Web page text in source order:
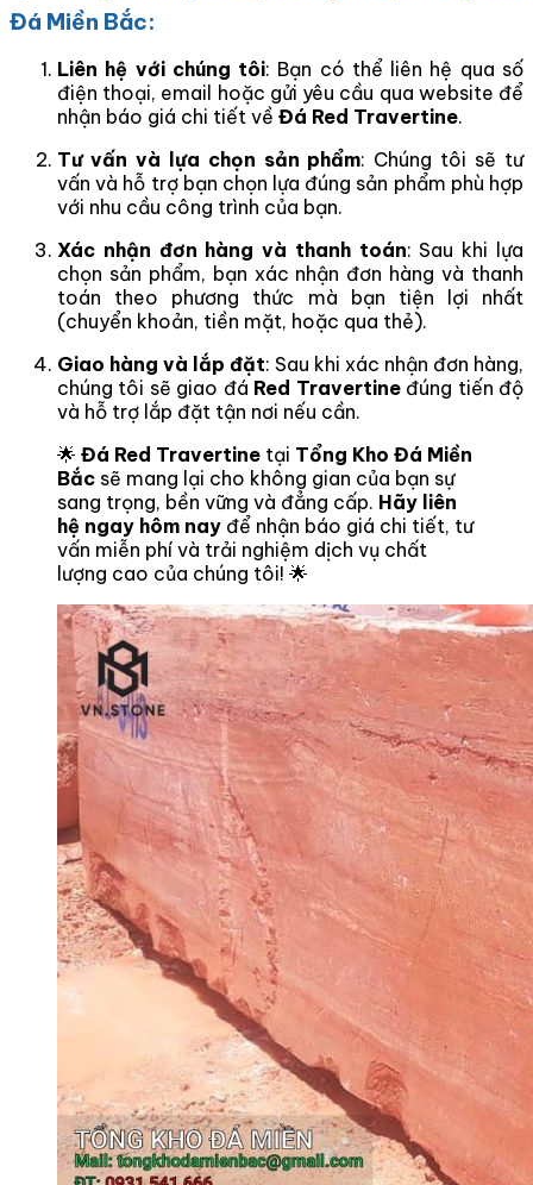
Đá Miền Bắc:
Liên hệ với chúng tôi: Bạn có thể liên hệ qua số
điện thoại, email hoặc gửi yêu cầu qua website để
nhận báo giá chi tiết về Đá Red Travertine.
Tư vấn và lựa chọn sản phẩm: Chúng tôi sẽ tư
vấn và hỗ trợ bạn chọn lựa đúng sản phẩm phù hợp
với nhu cầu công trình của bạn.
Xác nhận đơn hàng và thanh toán: Sau khi lựa
chọn sản phẩm, bạn xác nhận đơn hàng và thanh
toán theo phương thức mà bạn tiện lợi nhất
(chuyển khoản, tiền mặt, hoặc qua thẻ).
Giao hàng và lắp đặt: Sau khi xác nhận đơn hàng,
chúng tôi sẽ giao đá Red Travertineđúng tiến độ
và hỗ trợ lắp đặt tận nơi nếu cần.
🌟 Đá Red Travertine tại Tổng Kho Đá Miền
Bắc sẽ mang lại cho không gian của bạn sự
sang trọng, bền vững và đẳng cấp. Hãy liên
hệ ngay hôm nay để nhận báo giá chi tiết, tư
vấn miễn phí và trải nghiệm dịch vụ chất
lượng cao của chúng tôi! 🌟